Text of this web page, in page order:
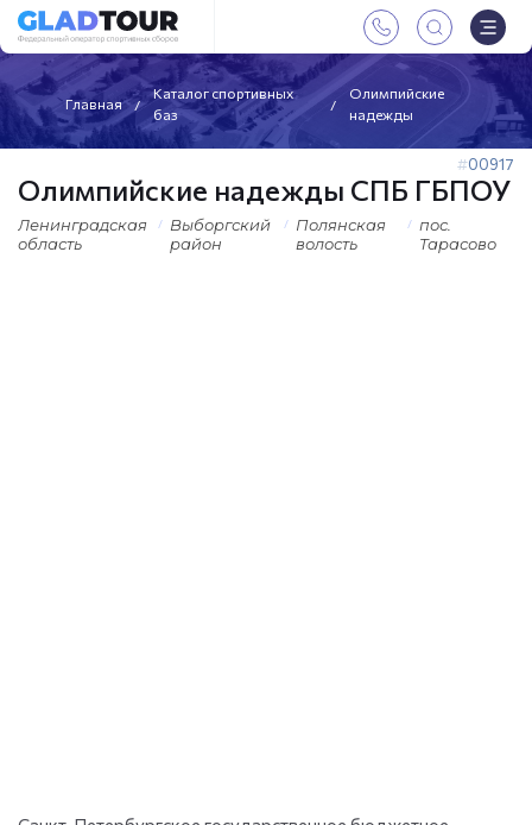
Главная
Каталог спортивных
баз
Олимпийские
надежды
00917
Олимпийские надежды СПБ ГБПОУ
Ленинградская
область
Выборгский
район
Полянская
волость
пос.
Тарасово